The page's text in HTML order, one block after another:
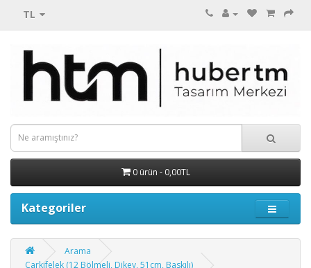
TL
0 ürün - 0,00TL
Kategoriler
Arama
Çarkıfelek (12 Bölmeli, Dikey, 51cm, Baskılı)